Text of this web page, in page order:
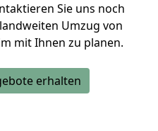
Sie uns noch
Umzug von
mit Ihnen zu planen.
erhalten